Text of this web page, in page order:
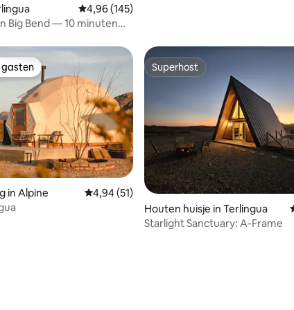
Gemiddelde beoordeling van 4,96 op 5, 145
4,96 (145)
Big Bend — 10 minuten
4,92 op 5, 120 recensies
gasten
gasten
in Alpine Gemiddelde beoordeling van 4,94 op 5, 51
4,94 (51)
Superhost
Superhost
Houten huisje in Terlingua
Starlight Sanctuary: A-Frame